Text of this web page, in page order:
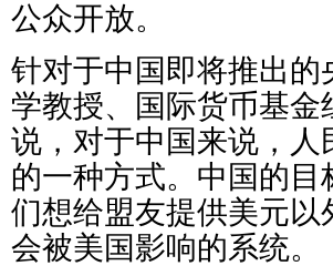
公众开放。
针对于中国即将推出
学教授、国际货币基金
说，对于中国来说，
的一种方式。中国的
们想给盟友提供美元
会被美国影响的系统。